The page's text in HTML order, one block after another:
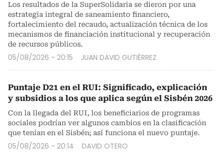
Los resultados de la SuperSolidaria se dieron por una
estrategia integral de saneamiento financiero,
fortalecimiento del recaudo, actualización técnica de los
mecanismos de financiación institucional y recuperación
de recursos públicos.
05/08/2026 - 20:15 JUAN DAVID GUTIÉRREZ
Puntaje D21 en el RUI: Significado, explicación
y subsidios a los que aplica según el Sisbén 2026
Con la llegada del RUI, los beneficiarios de programas
sociales podrían ver algunos cambios en la clasificación
que tenían en el Sisbén; así funciona el nuevo puntaje.
05/08/2026 - 20:14 DAVID OTERO